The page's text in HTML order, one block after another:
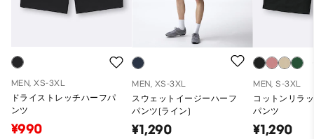
MEN, XS-3XL
ドライストレッチハーフパ
ンツ
¥990
MEN, XS-3XL
スウェットイージーハーフ
パンツ(ライン)
¥1,290
MEN, S-3XL
コットンリラ
パンツ
¥1,290